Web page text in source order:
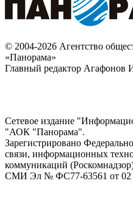
© 2004-2026 Агентство
«Панорама»
Главный редактор Агафонов
Сетевое издание
"АОК "Панорама".
Зарегистрировано
связи, информационных
коммуникаций
СМИ Эл № ФС77-63561 от 02